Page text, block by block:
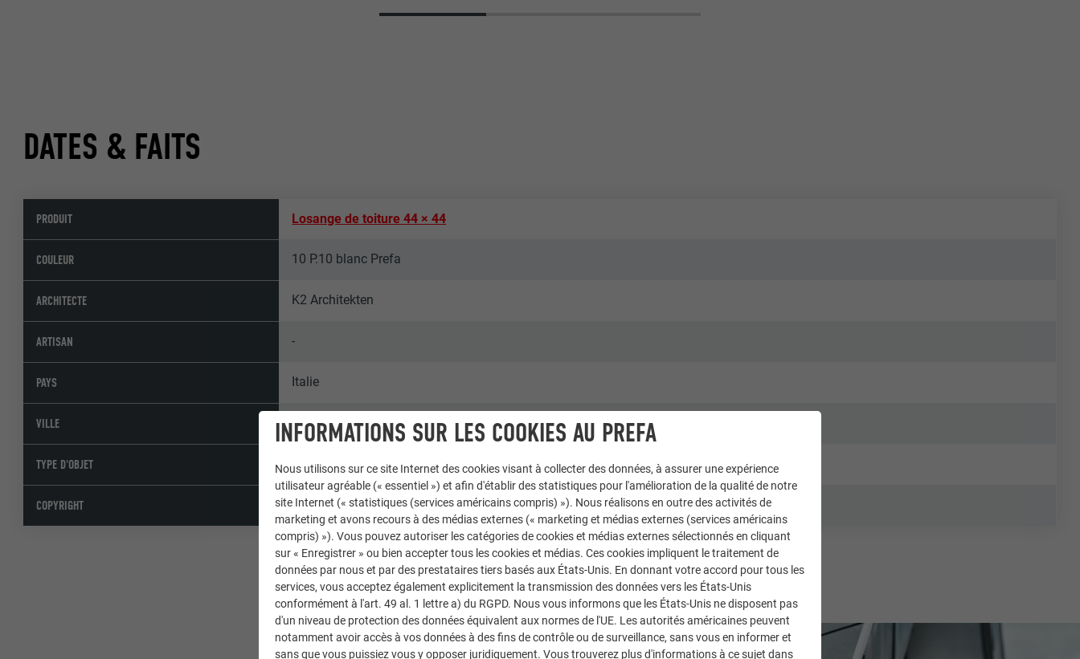
DATES & FAITS
PRODUIT Losange de toiture 44 × 44
COULEUR 10 P.10 blanc Prefa
ARCHITECTE K2 Architekten
ARTISAN -
PAYS Italie
VILLE Kronplatz
TYPE D'OBJET Bâtiments publics & autres installations
COPYRIGHT © PREFA | Croce & Wir
INFORMATIONS SUR LES COOKIES AU PREFA
Nous utilisons sur ce site Internet des cookies visant à collecter des données, à assurer une expérience
utilisateur agréable (« essentiel ») et afin d'établir des statistiques pour l'amélioration de la qualité de notre
site Internet (« statistiques (services américains compris) »). Nous réalisons en outre des activités de
marketing et avons recours à des médias externes (« marketing et médias externes (services américains
compris) »). Vous pouvez autoriser les catégories de cookies et médias externes sélectionnés en cliquant
sur « Enregistrer » ou bien accepter tous les cookies et médias. Ces cookies impliquent le traitement de
données par nous et par des prestataires tiers basés aux États-Unis. En donnant votre accord pour tous les
services, vous acceptez également explicitement la transmission des données vers les États-Unis
conformément à l'art. 49 al. 1 lettre a) du RGPD. Nous vous informons que les États-Unis ne disposent pas
d'un niveau de protection des données équivalent aux normes de l'UE. Les autorités américaines peuvent
notamment avoir accès à vos données à des fins de contrôle ou de surveillance, sans vous en informer et
sans que vous puissiez vous y opposer juridiquement. Vous trouverez plus d'informations à ce sujet dans